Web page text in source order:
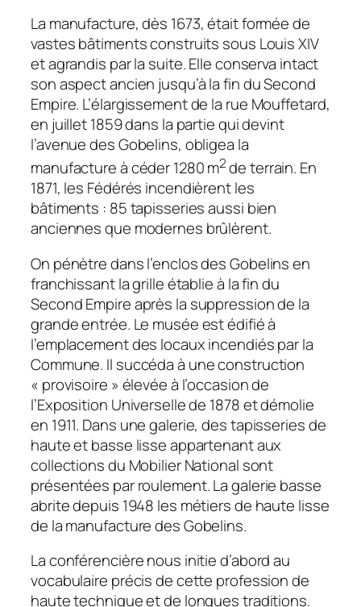
La manufacture, dès 1673, était formée de
vastes bâtiments construits sous Louis XIV
et agrandis par la suite. Elle conserva intact
son aspect ancien jusqu’à la fin du Second
Empire. L’élargissement de la rue Mouffetard,
en juillet 1859 dans la partie qui devint
l’avenue des Gobelins, obligea la
manufacture à céder 1280 m2 de terrain. En
1871, les Fédérés incendièrent les
bâtiments : 85 tapisseries aussi bien
anciennes que modernes brûlèrent.
On pénètre dans l’enclos des Gobelins en
franchissant la grille établie à la fin du
Second Empire après la suppression de la
grande entrée. Le musée est édifié à
l’emplacement des locaux incendiés par la
Commune. Il succéda à une construction
« provisoire » élevée à l’occasion de
l’Exposition Universelle de 1878 et démolie
en 1911. Dans une galerie, des tapisseries de
haute et basse lisse appartenant aux
collections du Mobilier National sont
présentées par roulement. La galerie basse
abrite depuis 1948 les métiers de haute lisse
de la manufacture des Gobelins.
La conférencière nous initie d’abord au
vocabulaire précis de cette profession de
haute technique et de longues traditions.